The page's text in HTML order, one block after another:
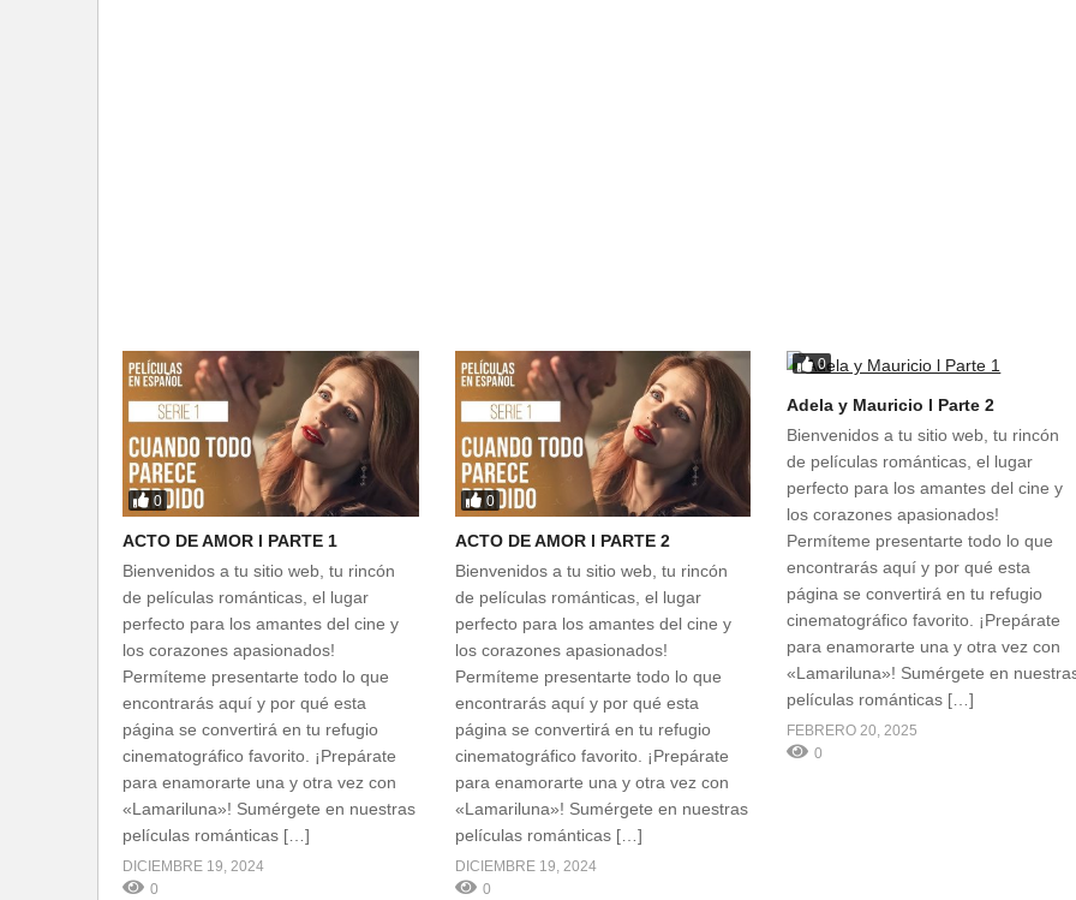
0
ACTO DE AMOR l PARTE 1
Bienvenidos a tu sitio web, tu rincón
de películas románticas, el lugar
perfecto para los amantes del cine y
los corazones apasionados!
Permíteme presentarte todo lo que
encontrarás aquí y por qué esta
página se convertirá en tu refugio
cinematográfico favorito. ¡Prepárate
para enamorarte una y otra vez con
«Lamariluna»! Sumérgete en nuestras
películas románticas […]
DICIEMBRE 19, 2024
0
0
ACTO DE AMOR l PARTE 2
Bienvenidos a tu sitio web, tu rincón
de películas románticas, el lugar
perfecto para los amantes del cine y
los corazones apasionados!
Permíteme presentarte todo lo que
encontrarás aquí y por qué esta
página se convertirá en tu refugio
cinematográfico favorito. ¡Prepárate
para enamorarte una y otra vez con
«Lamariluna»! Sumérgete en nuestras
películas románticas […]
DICIEMBRE 19, 2024
0
0
Adela y Mauricio l Parte 2
Bienvenidos a tu sitio web, tu rincón
de películas románticas, el lugar
perfecto para los amantes del cine y
los corazones apasionados!
Permíteme presentarte todo lo que
encontrarás aquí y por qué esta
página se convertirá en tu refugio
cinematográfico favorito. ¡Prepárate
para enamorarte una y otra vez con
«Lamariluna»! Sumérgete en
películas románticas […]
FEBRERO 20, 2025
0